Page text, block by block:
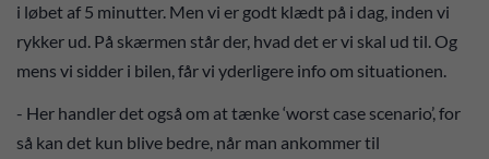
i løbet af 5 minutter. Men vi er godt klædt på i dag, inden vi
rykker ud. På skærmen står der, hvad det er vi skal ud til. Og
mens vi sidder i bilen, får vi yderligere info om situationen.
- Her handler det også om at tænke ‘worst case scenario’, for
så kan det kun blive bedre, når man ankommer til